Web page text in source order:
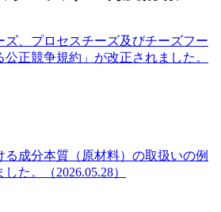
ズ、プロセスチーズ及びチーズフー
公正競争規約」が改正されました。
る成分本質（原材料）の取扱いの例
た。（2026.05.28）